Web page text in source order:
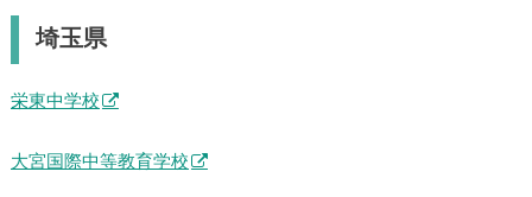
埼玉県
栄東中学校
大宮国際中等教育学校